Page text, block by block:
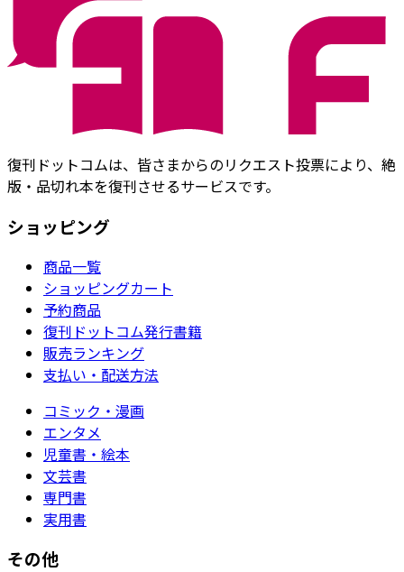
復刊ドットコムは、皆さまからのリクエスト投票により、絶
版・品切れ本を復刊させるサービスです。
ショッピング
商品一覧
ショッピングカート
予約商品
復刊ドットコム発行書籍
販売ランキング
支払い・配送方法
コミック・漫画
エンタメ
児童書・絵本
文芸書
専門書
実用書
その他